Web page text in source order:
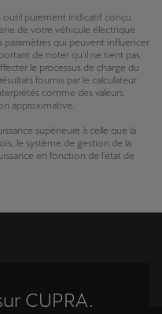
outil purement indicatif conçu
de votre véhicule électrique
paramètres qui peuvent influencer
de noter qu'il ne tient pas
le processus de charge du
fournis par le calculateur
comme des valeurs
approximative.
supérieure à celle que la
le système de gestion de la
en fonction de l'état de
CUPRA.